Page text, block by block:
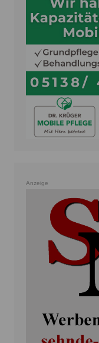
Anzeige